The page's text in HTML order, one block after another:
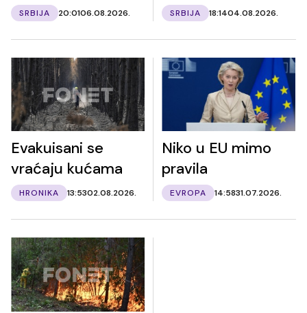
SRBIJA 20:0106.08.2026. SRBIJA 18:1404.08.2026.
Evakuisani se
vraćaju kućama
HRONIKA 13:5302.08.2026.
Niko u EU mimo
pravila
EVROPA 14:5831.07.2026.